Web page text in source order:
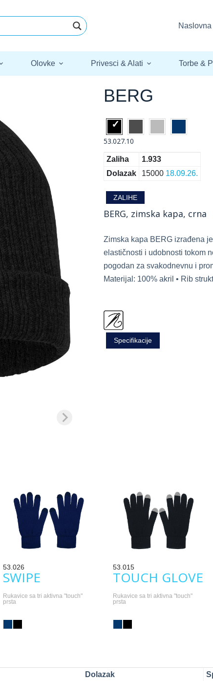
Naslovna
Olovke Privesci & Alati Torbe &
BERG
53.027.10
Zaliha
1.933
Dolazak
15000 18.09.26.
ZALIHE
BERG, zimska kapa, crna
Zimska kapa BERG izrađena
elastičnosti i udobnosti tokom
pogodan za svakodnevnu i
Materijal: 100% akril • Rib
Specifikacije
53.026
SWIPE
Rukavice sa tri aktivna "touch"
prsta
53.015
TOUCH GLOVE
Rukavice sa tri aktivna "touch"
prsta
Dolazak